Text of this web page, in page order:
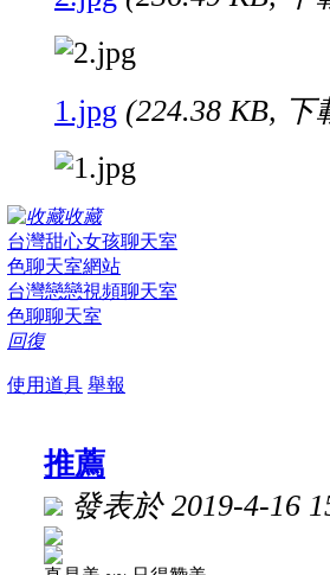
1.jpg (224.38 KB, 下
收藏
台灣甜心女孩聊天室
色聊天室網站
台灣戀戀視頻聊天室
色聊聊天室
回復
使用道具 舉報
推薦
發表於 2019-4-16